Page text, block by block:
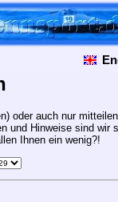
oder auch nur
und Hinweise sind wir
Ihnen ein wenig?!